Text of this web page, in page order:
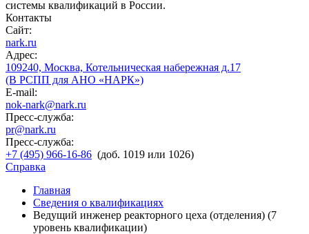
системы квалификаций в России.
Контакты
Сайт:
nark.ru
Адрес:
109240, Москва, Котельническая набережная д.17
(В РСПП для АНО «НАРК»)
E-mail:
nok-nark@nark.ru
Пресс-служба:
pr@nark.ru
Пресс-служба:
+7 (495) 966-16-86 (доб. 1019 или 1026)
Справка
Главная
Сведения о квалификациях
Ведущий инженер реакторного цеха (отделения) (7
уровень квалификации)